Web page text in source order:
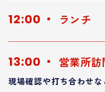
12:00 ランチ
13:00 営業所訪
現場確認や打ち合わせな